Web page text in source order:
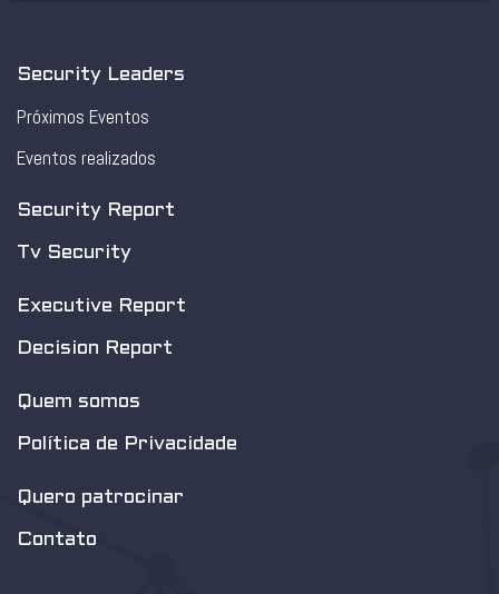
Security Leaders
Próximos Eventos
Eventos realizados
Security Report
Tv Security
Executive Report
Decision Report
Quem somos
Política de Privacidade
Quero patrocinar
Contato